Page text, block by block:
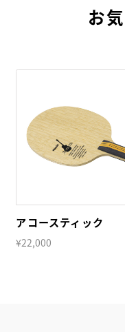
お
アコースティック
¥22,000